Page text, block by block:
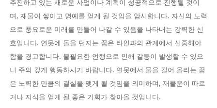
추진하고 있는 새로운 사업이나 계획이 성공적으로 진행될 것이
며, 재물이 쌓이고 명예를 얻게 될 것임을 암시합니다. 자신의 노력
으로 풍요로운 미래를 만들어 나갈 수 있음을 나타내는 강력한 신
호입니다. 연못에 돌을 던지는 꿈은 타인과의 관계에서 신중해야
함을 경고합니다. 불필요한 언행으로 인해 갈등이 발생할 수 있으
니 주의 깊게 행동하시기 바랍니다. 연못에서 물을 길어 올리는 꿈
은 노력한 만큼의 결실을 맺게 될 것임을 의미하며, 재물운이 따르
거나 지식을 얻게 될 좋은 기회가 찾아올 것입니다.